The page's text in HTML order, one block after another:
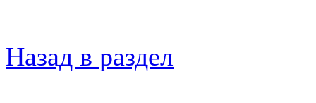
Назад в раздел